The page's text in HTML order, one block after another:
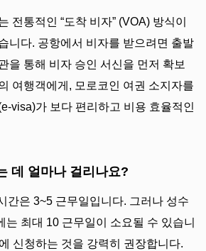
전통적인 “도착 비자” (VOA) 방식이
니다. 공항에서 비자를 받으려면 출발
을 통해 비자 승인 서신을 먼저 확보
여행객에게, 모로코인 여권 소지자를
visa)가 보다 편리하고 비용 효율적인
데 얼마나 걸리나요?
간은 3~5 근무일입니다. 그러나 성수
는 최대 10 근무일이 소요될 수 있습니
신청하는 것을 강력히 권장합니다.